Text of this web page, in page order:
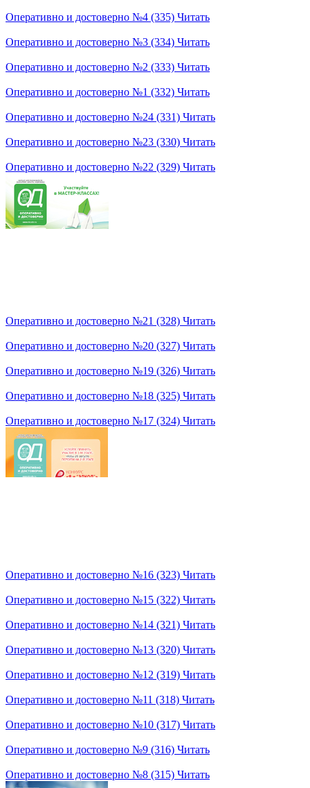
Оперативно и достоверно №4 (335) Читать
Оперативно и достоверно №3 (334) Читать
Оперативно и достоверно №2 (333) Читать
Оперативно и достоверно №1 (332) Читать
Оперативно и достоверно №24 (331) Читать
Оперативно и достоверно №23 (330) Читать
Оперативно и достоверно №22 (329) Читать
Оперативно и достоверно №21 (328) Читать
Оперативно и достоверно №20 (327) Читать
Оперативно и достоверно №19 (326) Читать
Оперативно и достоверно №18 (325) Читать
Оперативно и достоверно №17 (324) Читать
Оперативно и достоверно №16 (323) Читать
Оперативно и достоверно №15 (322) Читать
Оперативно и достоверно №14 (321) Читать
Оперативно и достоверно №13 (320) Читать
Оперативно и достоверно №12 (319) Читать
Оперативно и достоверно №11 (318) Читать
Оперативно и достоверно №10 (317) Читать
Оперативно и достоверно №9 (316) Читать
Оперативно и достоверно №8 (315) Читать